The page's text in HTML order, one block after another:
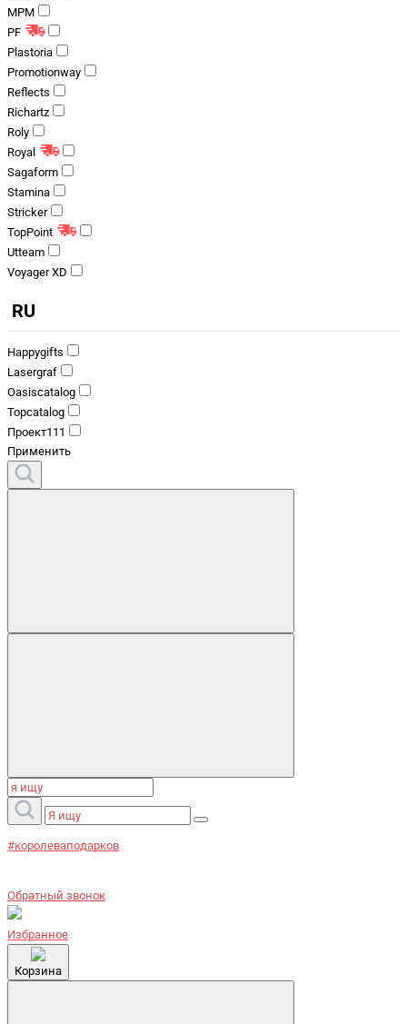
MPM
PF
Plastoria
Promotionway
Reflects
Richartz
Roly
Royal
Sagaform
Stamina
Stricker
TopPoint
Utteam
Voyager XD
RU
Happygifts
Lasergraf
Oasiscatalog
Topcatalog
Проект111
Применить
#королеваподарков
Обратный звонок
Избранное
Корзина